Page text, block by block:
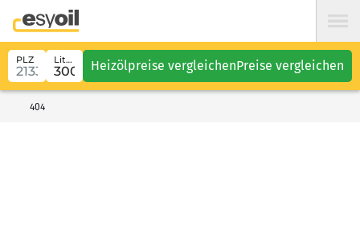
PLZ Liter Heizölpreise vergleichenPreise vergleichen
404